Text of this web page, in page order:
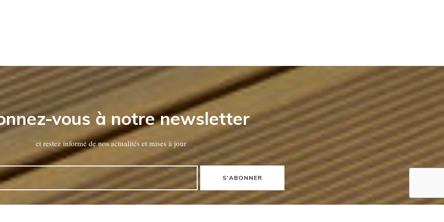
vous à notre newsletter
et restez informé de nos actualités et mises à jour
S'ABONNER